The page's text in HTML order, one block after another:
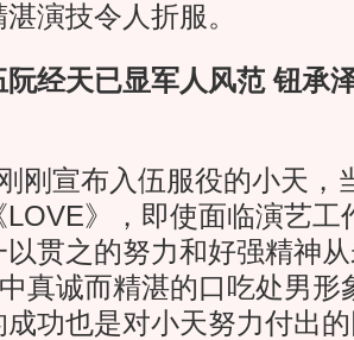
演技令人折服。
阮经天已显军人风范 钮承
宣布入伍服役的小天，
LOVE》，即使面临演艺工
以贯之的努力和好强精神
中真诚而精湛的口吃处男
功也是对小天努力付出